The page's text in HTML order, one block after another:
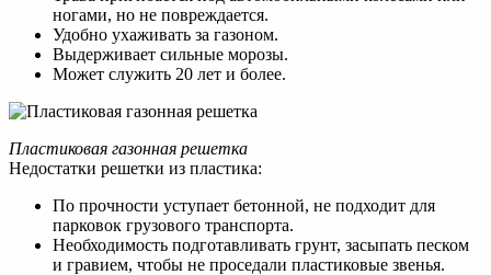
ногами, но не повреждается.
Удобно ухаживать за газоном.
Выдерживает сильные морозы.
Может служить 20 лет и более.
Пластиковая газонная решетка
Недостатки решетки из пластика:
По прочности уступает бетонной, не подходит для
парковок грузового транспорта.
Необходимость подготавливать грунт, засыпать песком
и гравием, чтобы не проседали пластиковые звенья.